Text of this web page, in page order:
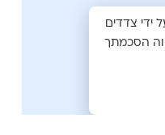
ידי צדדים
הסכמתך